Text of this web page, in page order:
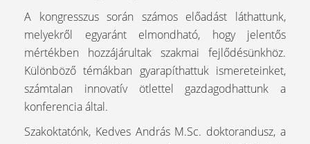
A kongresszus során számos előadást láthattunk,
melyekről egyaránt elmondható, hogy jelentős
mértékben hozzájárultak szakmai fejlődésünkhöz.
Különböző témákban gyarapíthattuk ismereteinket,
számtalan innovatív ötlettel gazdagodhattunk a
konferencia által.
Szakoktatónk, Kedves András M.Sc. doktorandusz, a